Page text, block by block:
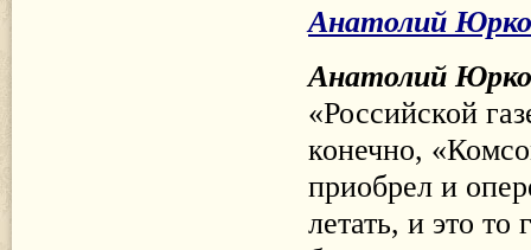
Анатолий
Анатолий
«Российской
конечно,
приобрел и
летать, и это